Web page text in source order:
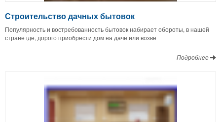
Строительство дачных бытовок
Популярность и востребованность бытовок набирает обороты, в нашей
стране где, дорого приобрести дом на даче или возве
Подробнее